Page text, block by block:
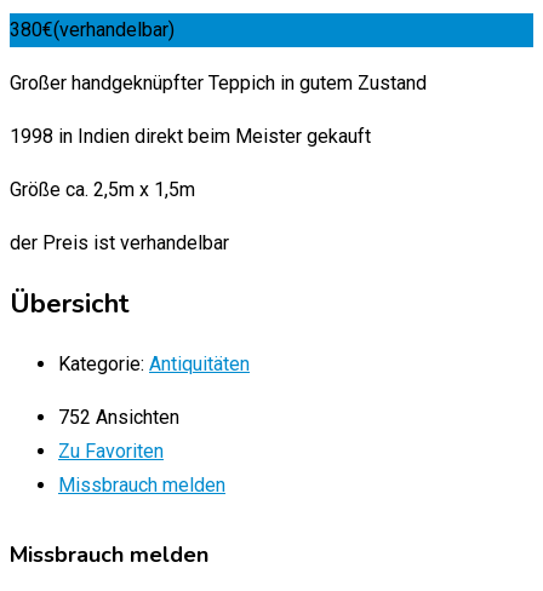
380€(verhandelbar)
Großer handgeknüpfter Teppich in gutem Zustand
1998 in Indien direkt beim Meister gekauft
Größe ca. 2,5m x 1,5m
der Preis ist verhandelbar
Übersicht
Kategorie: Antiquitäten
752 Ansichten
Zu Favoriten
Missbrauch melden
Missbrauch melden